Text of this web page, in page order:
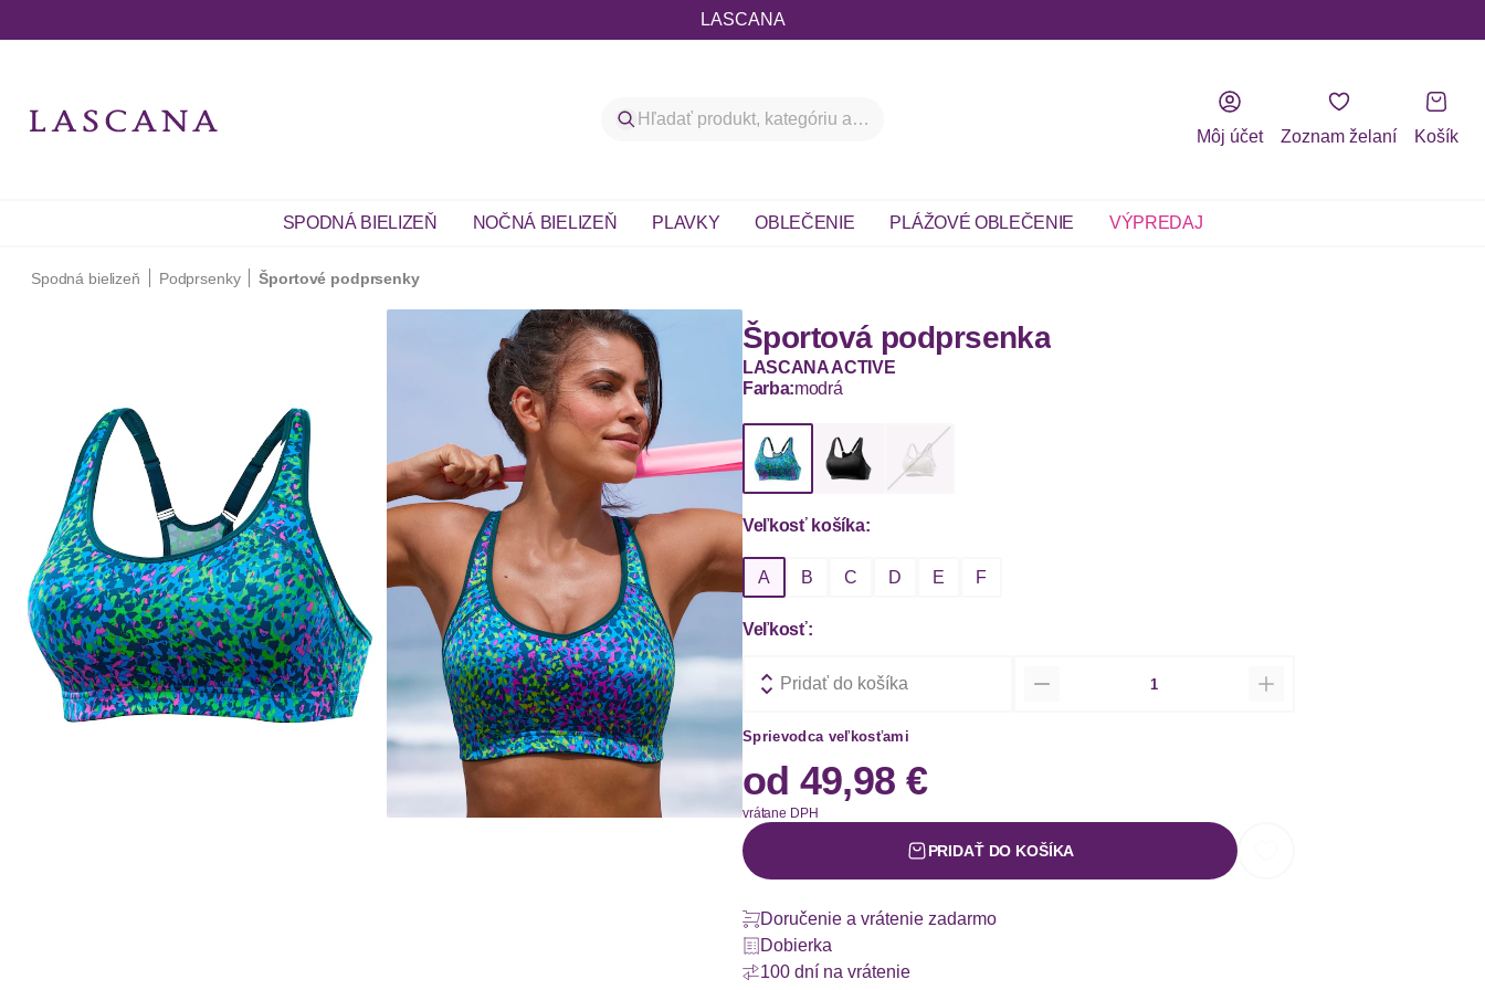
LASCANA
Môj účet Zoznam želaní Košík
SPODNÁ BIELIZEŇ NOČNÁ BIELIZEŇ PLAVKY OBLEČENIE PLÁŽOVÉ OBLEČENIE VÝPREDAJ
Spodná bielizeň Podprsenky Športové podprsenky
Športová podprsenka
LASCANA ACTIVE
Farba:modrá
Veľkosť košíka:
A B C D E F
Veľkosť:
Pridať do košíka
Sprievodca veľkosťami
od 49,98 €
vrátane DPH
PRIDAŤ DO KOŠÍKA
Doručenie a vrátenie zadarmo
Dobierka
100 dní na vrátenie